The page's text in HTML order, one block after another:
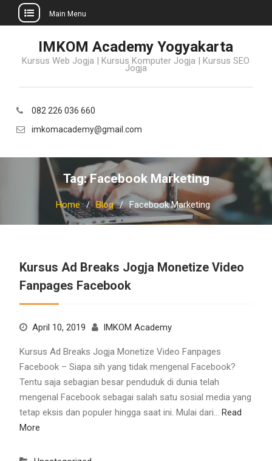
content
Main Menu
IMKOM Academy Yogyakarta
Kursus Web Jogja | Kursus Komputer Jogja | Kursus SEO
Jogja
082 226 036 660
imkomacademy@gmail.com
Tag:Facebook Marketing
Home Blog Facebook Marketing
Kursus Ad Breaks Jogja Monetize Video
Fanpages Facebook
April 10, 2019 IMKOM Academy
Kursus Ad Breaks Jogja Monetize Video Fanpages
Facebook – Siapa sih yang tidak mengenal Facebook?
Tentu saja sebagian besar penduduk di dunia telah
mengenal Facebook sebagai salah satu sosial media yang
tetap eksis dan populer hingga saat ini. Mulai dari… Read
More